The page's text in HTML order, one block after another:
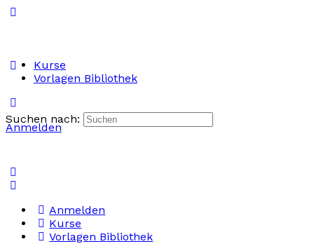
Kurse
Vorlagen Bibliothek
Anmelden
Suchen nach:
Anmelden
Kurse
Vorlagen Bibliothek